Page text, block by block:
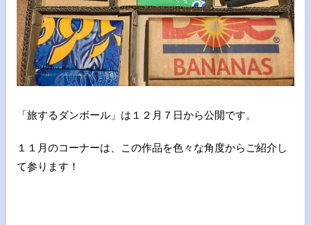
「旅するダンボール」は１２月７日から公開です。
１１月のコーナーは、この作品を色々な角度からご紹介し
て参ります！